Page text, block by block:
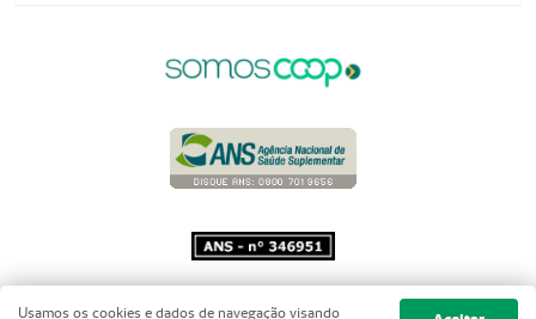
Copyright 2001 - 2026 Unimed do
Usamos os cookies e dados de navegação visando